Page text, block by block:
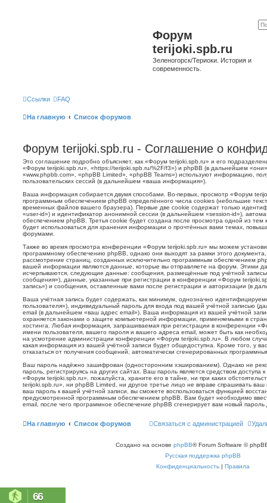
Форум
terijoki.spb.ru
Зеленогорск/Териоки. История и
современность.
Ссылки FAQ
На главную Список форумов
Форум terijoki.spb.ru - Соглашение о
Это соглашение подробно объясняет, как «Форум terijoki.spb.ru» и его
«Форум terijoki.spb.ru», «https://terijoki.spb.ru/%2F/f3») и phpBB (в дальнейшем
«www.phpbb.com», «phpBB Limited», «phpBB Teams») используют информацию,
пользовательских сессий (в дальнейшем «ваша информация»).
Ваша информация собирается двумя способами. Во-первых, просмотр «Форум
программным обеспечением phpBB определённого числа cookies (небольшие
временных файлов вашего браузера). Первые две cookie содержат только
«user-id») и идентификатор анонимной сессии (в дальнейшем «session-id»),
обеспечением phpBB. Третья cookie будет создана после просмотра одной из
будет использоваться для хранения информации о прочтённых вами темах,
форумами.
Также во время просмотра конференции «Форум terijoki.spb.ru» мы можем
программному обеспечению phpBB, однако они выходят за рамки этого документа,
рассмотрение страниц, созданных исключительно программным обеспечением
вашей информации являются данные, которые вы отправляете на форум. Этими
исчерпываются, следующие данные: сообщения, размещённые под учётной
сообщения»), данные, указанные при регистрации в конференции «Форум
запись») и сообщения, оставленные вами после регистрации и авторизации (в
Ваша учётная запись будет содержать, как минимум, однозначно
пользователя»), индивидуальный пароль для входа под вашей учётной записью
email (в дальнейшем «ваш адрес email»). Ваша информация из вашей учётной
охраняется законами о защите компьютерной информации, применяемыми в
хостинга. Любая информация, запрашиваемая при регистрации в конференции
имени пользователя, вашего пароля и вашего адреса email, может быть как
на усмотрение администрации конференции «Форум terijoki.spb.ru». В любом
какая информация из вашей учётной записи будет общедоступна. Кроме того, у
отказаться от получения сообщений, автоматически сгенерированных
Ваш пароль надёжно зашифрован (односторонним хэшированием). Однако не
пароль, регистрируясь на других сайтах. Ваш пароль является средством
«Форум terijoki.spb.ru», пожалуйста, храните его в тайне, ни при каких
terijoki.spb.ru», ни phpBB Limited, ни другое третье лицо не вправе спрашивать
ваш пароль к вашей учётной записи, вы сможете воспользоваться функцией
предусмотренной программным обеспечением phpBB. Вам будет необходимо
email, после чего программное обеспечение phpBB сгенерирует вам новый
На главную Список форумов Связаться с администрацией
Создано на основе phpBB® Forum Software ©
Русская поддержка phpBB
Конфиденциальность | Правила
66